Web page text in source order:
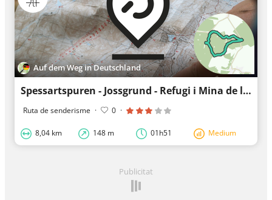
Auf dem Weg in Deutschland
Spessartspuren - Jossgrund - Refugi i Mina de l'Artilleria
Ruta de senderisme · 0 ·
8,04 km 148 m 01h51 Medium
Publicitat